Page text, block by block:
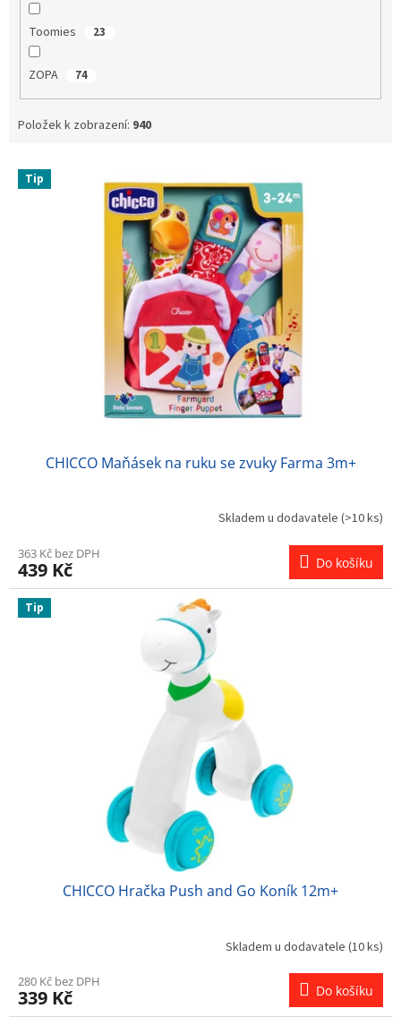
Toomies 23
ZOPA 74
Položek k zobrazení: 940
V Tip
CHICCO Maňásek na ruku se zvuky Farma 3m+
Skladem u dodavatele (>10 ks)
363 Kč bez DPH
439 Kč Do košíku
Tip
CHICCO Hračka Push and Go Koník 12m+
Skladem u dodavatele (10 ks)
280 Kč bez DPH
339 Kč Do košíku